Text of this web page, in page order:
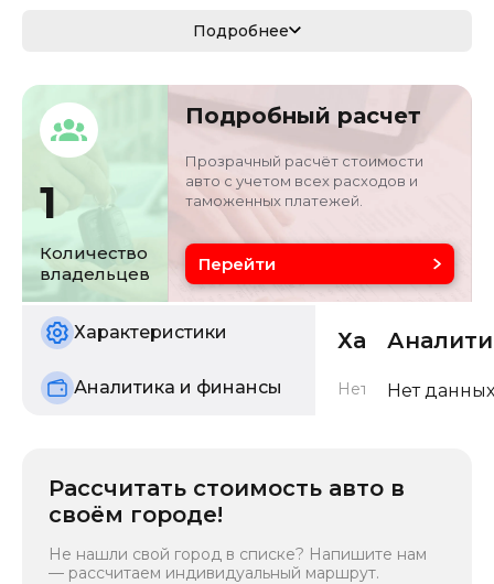
200 кВ
Кузов
кроссовер/
внедорожник
1.5 л
черный
Состояние
Подробнее
1
Количество
владельцев
Подробный расчет
Прозрачный расчёт стоимости
авто с учетом всех расходов и
таможенных платежей.
Перейти
Характеристики
Аналитика и финансы Нет данных о
Нет
Рассчитать стоимость авто в
своём городе!
Не нашли свой город в списке? Напишите нам
— рассчитаем индивидуальный маршрут.